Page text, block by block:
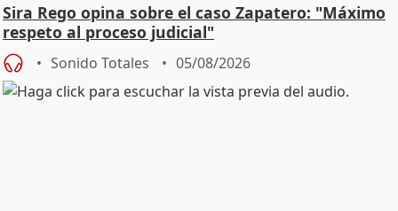
Sira Rego opina sobre el caso Zapatero: "Máximo
respeto al proceso judicial"
Sonido Totales 05/08/2026